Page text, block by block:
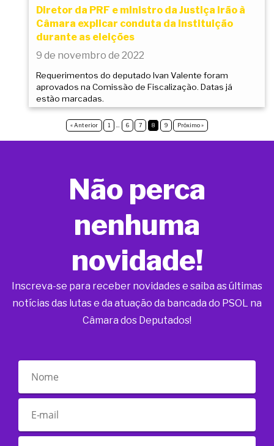
Diretor da PRF e ministro da Justiça irão à
Câmara explicar conduta da instituição
durante as eleições
9 de novembro de 2022
Requerimentos do deputado Ivan Valente foram
aprovados na Comissão de Fiscalização. Datas já
estão marcadas.
« Anterior 1 6 7 8 9 Próximo »
Não perca
nenhuma
novidade!
Inscreva-se para receber novidades e saiba as últimas
notícias das lutas e da atuação da bancada do PSOL na
Câmara dos Deputados!